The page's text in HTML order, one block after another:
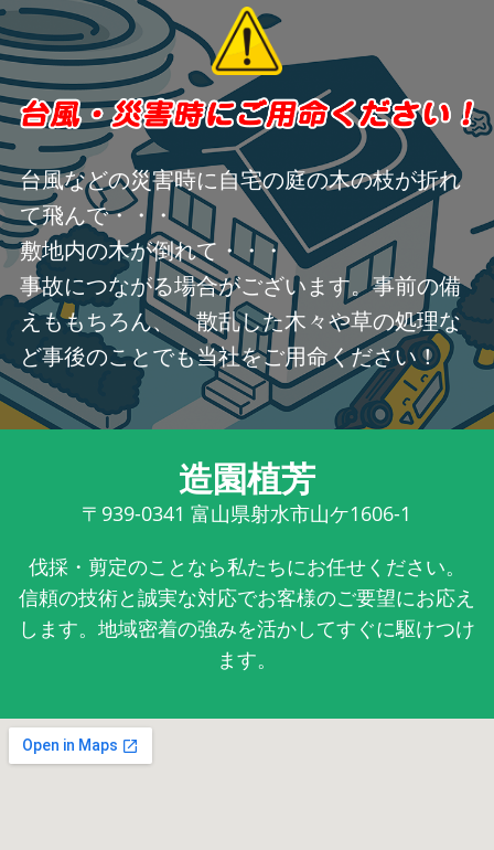
台風などの災害時に自宅の庭の木の枝が折れ
て飛んで・・・
敷地内の木が倒れて・・・
事故につながる場合がございます。事前の備
えももちろん、 散乱した木々や草の処理な
ど事後のことでも当社をご用命ください！
造園植芳
〒939-0341 富山県射水市山ケ1606-1
伐採・剪定のことなら私たちにお任せください。
信頼の技術と誠実な対応でお客様のご要望にお応え
します。地域密着の強みを活かしてすぐに駆けつけ
ます。